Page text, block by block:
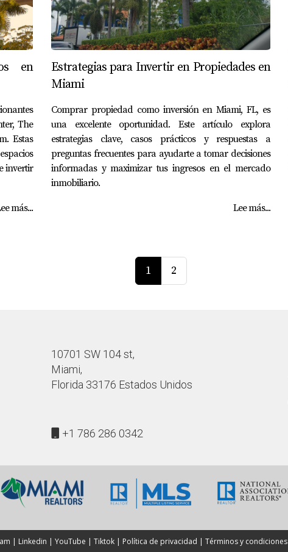
en
The
Estas
invertir
más...
Estrategias para Invertir en Propiedades en
Miami
Comprar propiedad como inversión en Miami, FL, es
una excelente oportunidad. Este artículo explora
estrategias clave, casos prácticos y respuestas a
preguntas frecuentes para ayudarte a tomar decisiones
informadas y maximizar tus ingresos en el mercado
inmobiliario.
Lee más...
1 2
10701 SW 104 st,
Miami,
Florida 33176 Estados Unidos
+1 786 286 0342
| Linkedin | YouTube | Tiktok | Política de privacidad | Términos y condiciones